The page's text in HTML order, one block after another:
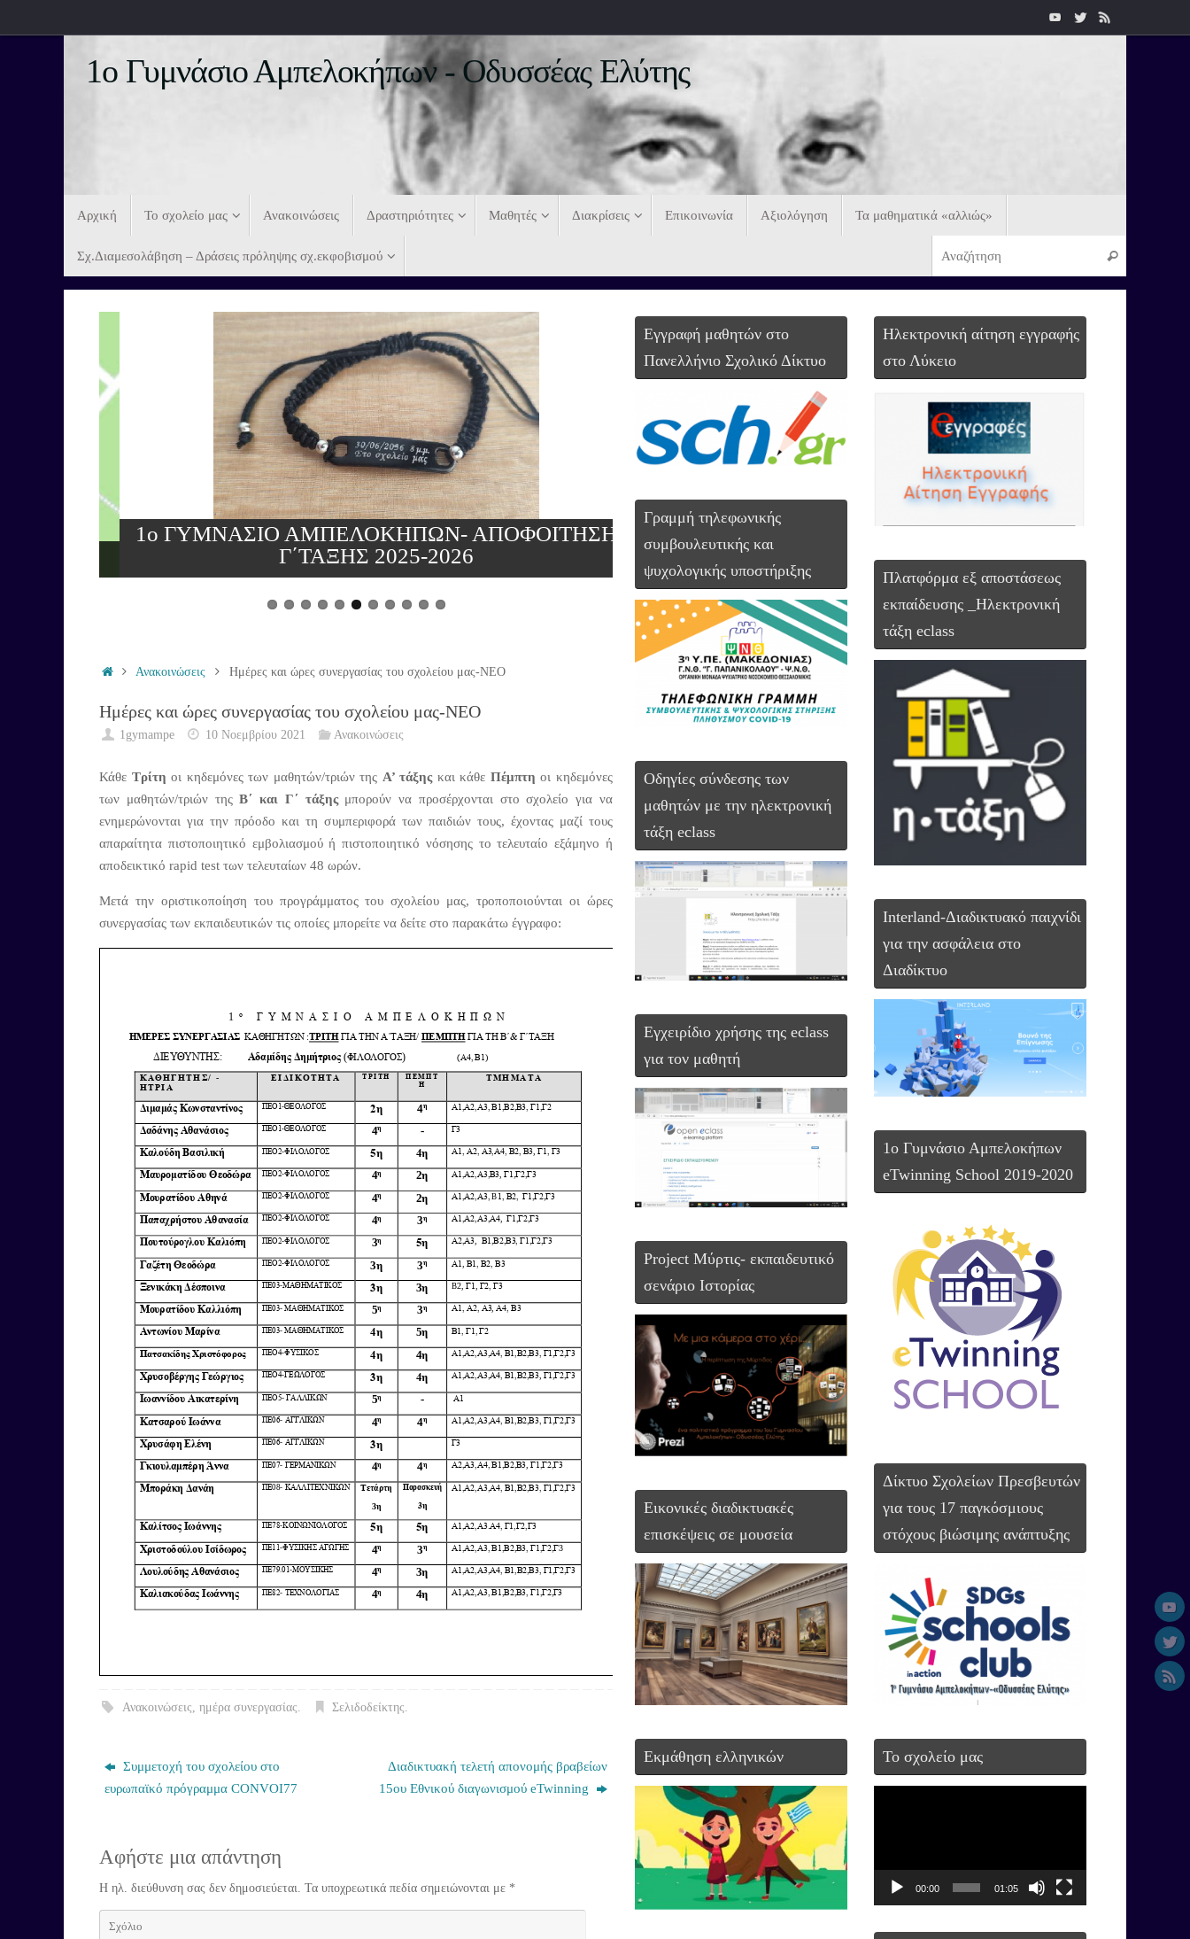
1ο Γυμνάσιο Αμπελοκήπων - Οδυσσέας Ελύτης
Αρχική Το σχολείο μας Ανακοινώσεις Δραστηριότητες Μαθητές Διακρίσεις Επικοινωνία Αξιολόγηση Τα μαθηματικά «αλλιώς»
Σχ.Διαμεσολάβηση – Δράσεις πρόληψης σχ.εκφοβισμού
1ο ΓΥΜΝΑΣΙΟ ΑΜΠΕΛΟΚΗΠΩΝ- ΑΠΟΦΟΙΤΗΣΗ
Γ΄ΤΑΞΗΣ 2025-2026
Σχολική Διαμεσολάβηση 2025 – 2026
Ανακοινώσεις Ημέρες και ώρες συνεργασίας του σχολείου μας-ΝΕΟ
Ημέρες και ώρες συνεργασίας του σχολείου μας-ΝΕΟ
1gymampe 10 Νοεμβρίου 2021 Ανακοινώσεις
Κάθε Τρίτη οι κηδεμόνες των μαθητών/τριών της Α’ τάξης και κάθε Πέμπτη οι κηδεμόνες
των μαθητών/τριών τηςΒ΄ και Γ΄ τάξηςμπορούν να προσέρχονται στο σχολείο για να
ενημερώνονται για την πρόοδο και τη συμπεριφορά των παιδιών τους, έχοντας μαζί τους
απαραίτητα πιστοποιητικό εμβολιασμού ή πιστοποιητικό νόσησης το τελευταίο εξάμηνο ή
αποδεικτικό rapid test των τελευταίων 48 ωρών.
Μετά την οριστικοποίηση του προγράμματος του σχολείου μας, τροποποιούνται οι ώρες
συνεργασίας των εκπαιδευτικών τις οποίες μπορείτε να δείτε στο παρακάτω έγγραφο:
Ανακοινώσεις ,ημέρα συνεργασίας Σελιδοδείκτης
Συμμετοχή του σχολείου στο
ευρωπαϊκό πρόγραμμα CONVOI77
Διαδικτυακή τελετή απονομής βραβείων
15ου Εθνικού διαγωνισμού eTwinning
Αφήστε μια απάντηση
Η ηλ. διεύθυνση σας δεν δημοσιεύεται. Τα υποχρεωτικά πεδία σημειώνονται με *
Εγγραφή μαθητών στο
Πανελλήνιο Σχολικό Δίκτυο
Γραμμή τηλεφωνικής
συμβουλευτικής και
ψυχολογικής υποστήριξης
Οδηγίες σύνδεσης των
μαθητών με την ηλεκτρονική
τάξη eclass
Εγχειρίδιο χρήσης της eclass
για τον μαθητή
Project Μύρτις- εκπαιδευτικό
σενάριο Ιστορίας
Εικονικές διαδικτυακές
επισκέψεις σε μουσεία
Εκμάθηση ελληνικών
Ηλεκτρονική αίτηση εγγραφής
στο Λύκειο
Πλατφόρμα εξ αποστάσεως
εκπαίδευσης _Ηλεκτρονική
τάξη eclass
Interland-Διαδικτυακό παιχνίδι
για την ασφάλεια στο
Διαδίκτυο
1ο Γυμνάσιο Αμπελοκήπων
eTwinning School 2019-2020
Δίκτυο Σχολείων Πρεσβευτών
για τους 17 παγκόσμιους
στόχους βιώσιμης ανάπτυξης
Το σχολείο μας
00:00 01:05